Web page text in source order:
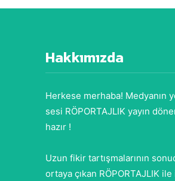
Hakkımızda
Herkese merhaba! Medyanın
sesi RÖPORTAJLIK yayın
hazır !
Uzun fikir tartışmalarının
ortaya çıkan RÖPORTAJLIK